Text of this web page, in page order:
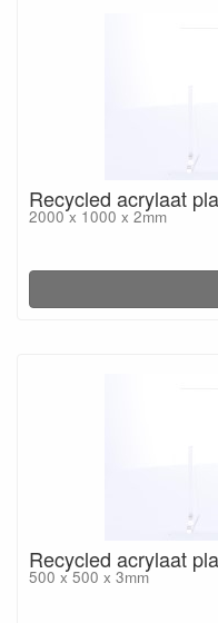
Recycled acrylaat
2000 x 1000 x 2mm
Recycled acrylaat
500 x 500 x 3mm